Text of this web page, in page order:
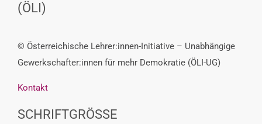
(ÖLI)
© Österreichische Lehrer:innen-Initiative – Unabhängige
Gewerkschafter:innen für mehr Demokratie (ÖLI-UG)
Kontakt
SCHRIFTGRÖSSE